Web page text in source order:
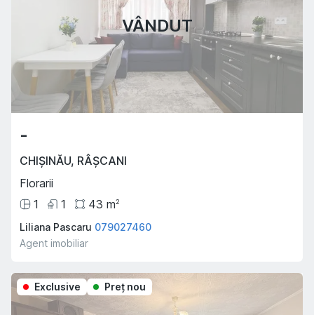
VÂNDUT
-
CHIȘINĂU, RÂȘCANI
Florarii
1
1 43 m2
Liliana Pascaru 079027460
Agent imobiliar
Exclusive Preţ nou